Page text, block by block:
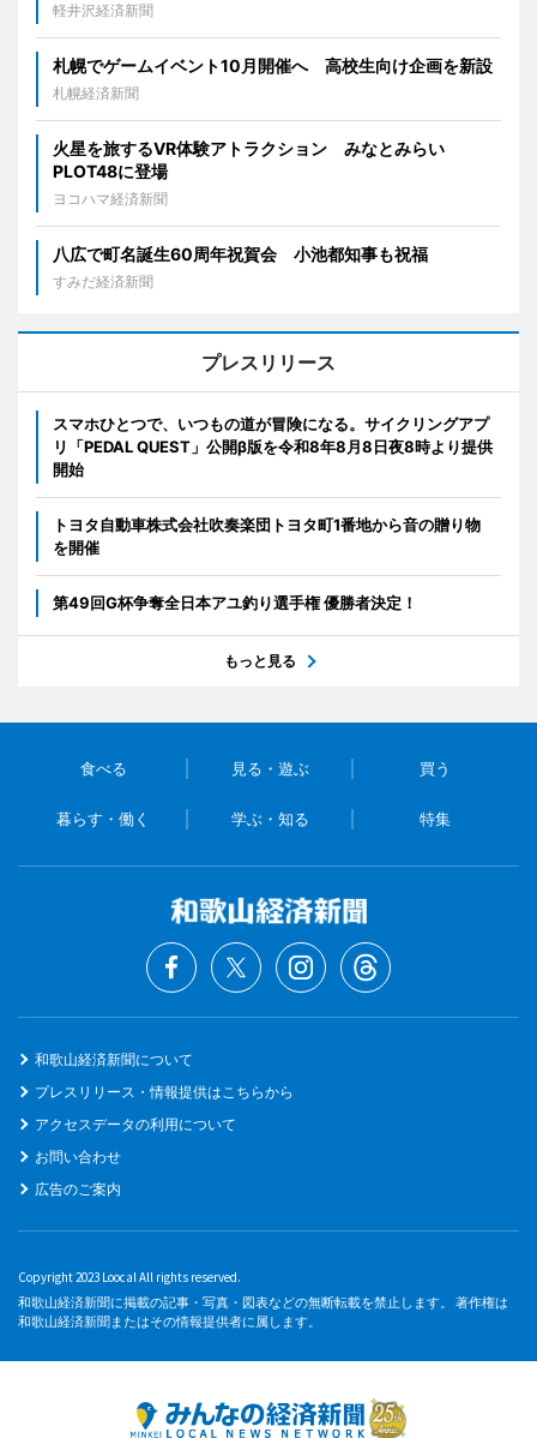
軽井沢経済新聞
札幌でゲームイベント10月開催へ 高校生向け企画を新設
札幌経済新聞
火星を旅するVR体験アトラクション みなとみらい
PLOT48に登場
ヨコハマ経済新聞
八広で町名誕生60周年祝賀会 小池都知事も祝福
すみだ経済新聞
プレスリリース
スマホひとつで、いつもの道が冒険になる。サイクリングアプ
リ「PEDAL QUEST」公開β版を令和8年8月8日夜8時より提供
開始
トヨタ自動車株式会社吹奏楽団トヨタ町1番地から音の贈り物
を開催
第49回G杯争奪全日本アユ釣り選手権 優勝者決定！
もっと見る
食べる 見る・遊ぶ 買う
暮らす・働く 学ぶ・知る 特集
和歌山経済新聞について
プレスリリース・情報提供はこちらから
アクセスデータの利用について
お問い合わせ
広告のご案内
Copyright 2023 Loocal All rights reserved.
和歌山経済新聞に掲載の記事・写真・図表などの無断転載を禁止します。 著作権は
和歌山経済新聞またはその情報提供者に属します。